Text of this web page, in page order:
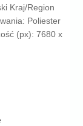
Kraj/Region
Poliester
(px): 7680 x